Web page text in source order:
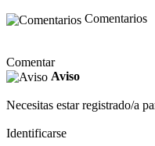
Comentarios
Comentar
Aviso
Necesitas estar registrado/a
Identificarse